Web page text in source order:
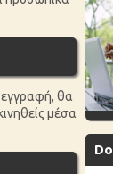
εγγραφή, θα
μέσα